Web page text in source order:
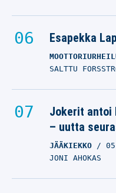
Esapekka
SALTTU
Jokerit antoi
– uutta
JÄÄKIEKKO
JONI AHOKAS